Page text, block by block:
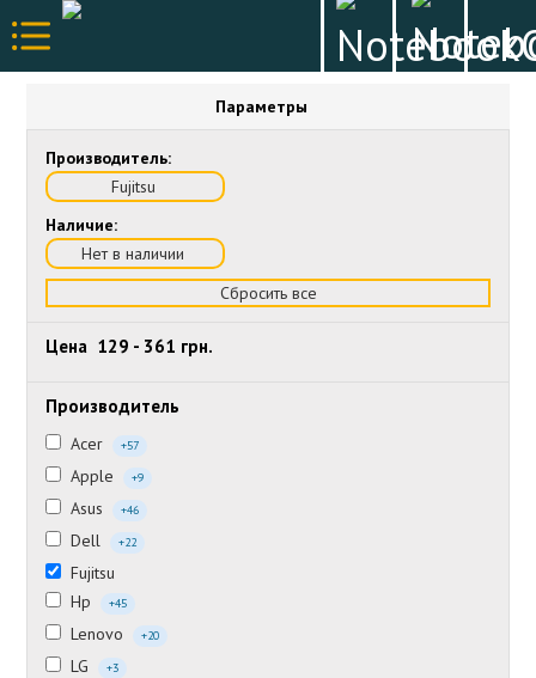
Параметры
Производитель:
Fujitsu
Наличие:
Нет в наличии
Сбросить все
Цена 129 - 361 грн.
Производитель
Acer +57
Apple +9
Asus +46
Dell +22
Fujitsu
Hp
+45
Lenovo +20
LG +3